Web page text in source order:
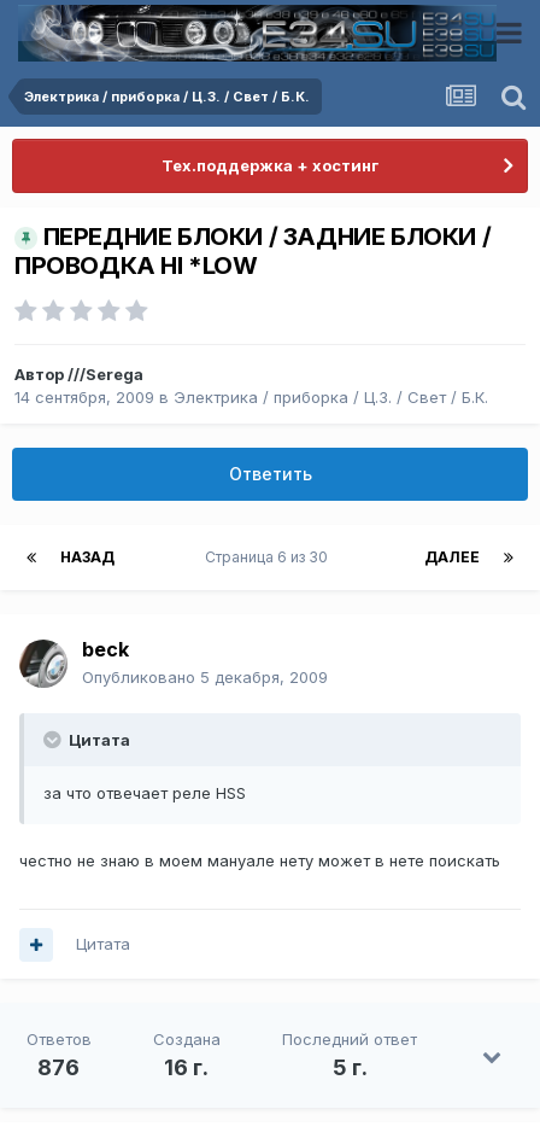
Электрика / приборка / Ц.З. / Свет / Б.К.
Тех.поддержка + хостинг
ПЕРЕДНИЕ БЛОКИ / ЗАДНИЕ БЛОКИ /
ПРОВОДКА HI *LOW
Автор///Serega
14 сентября, 2009 в Электрика / приборка / Ц.З. / Свет / Б.К.
Ответить
НАЗАД ДАЛЕЕ
Страница 6 из 30
beck
Опубликовано 5 декабря, 2009
Цитата
за что отвечает реле HSS
честно не знаю в моем мануале нету может в нете поискать
Цитата
Ответов
876
Создана
16 г.
Последний ответ
5 г.